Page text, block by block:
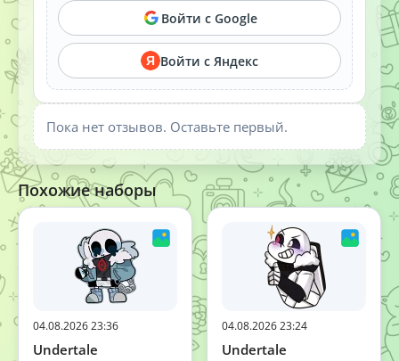
Войти с Google
Я Войти с Яндекс
Пока нет отзывов. Оставьте первый.
Похожие наборы
04.08.2026 23:36
Undertale
04.08.2026 23:24
Undertale